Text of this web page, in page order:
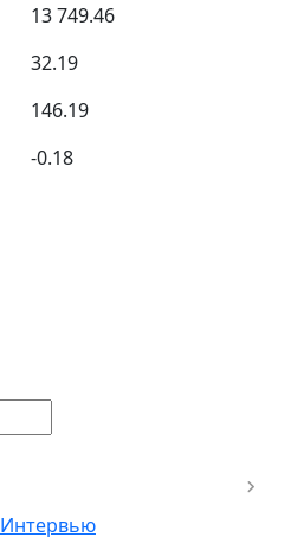
13 749.46
32.19
146.19
-0.18
Интервью